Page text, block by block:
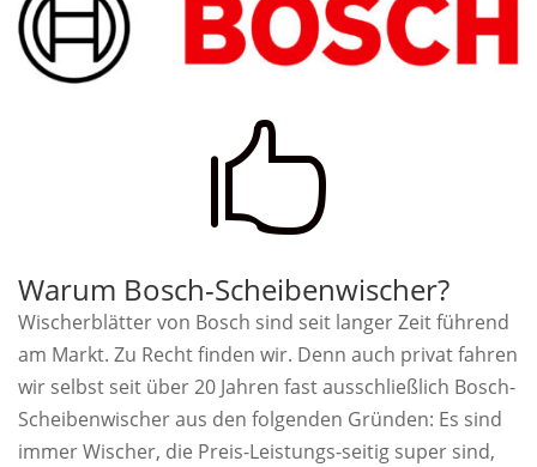

Warum Bosch-Scheibenwischer?
Wischerblätter von Bosch sind seit langer Zeit führend
am Markt. Zu Recht finden wir. Denn auch privat fahren
wir selbst seit über 20 Jahren fast ausschließlich Bosch-
Scheibenwischer aus den folgenden Gründen: Es sind
immer Wischer, die Preis-Leistungs-seitig super sind,